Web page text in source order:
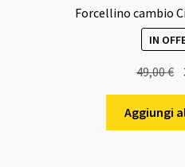
Forcellino cambio
IN
49,00€
Aggiungi